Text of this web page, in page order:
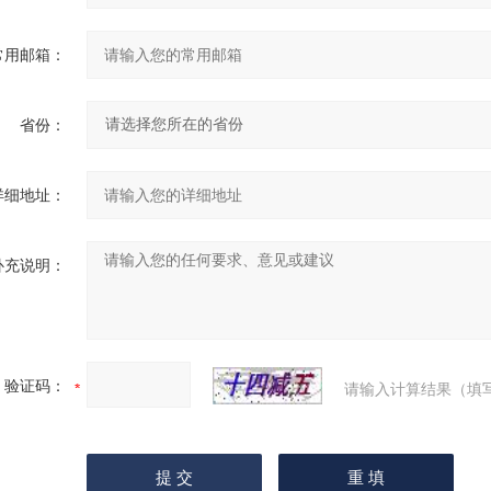
用邮箱：
省份：
细地址：
充说明：
验证码： 请输入计算结果（填